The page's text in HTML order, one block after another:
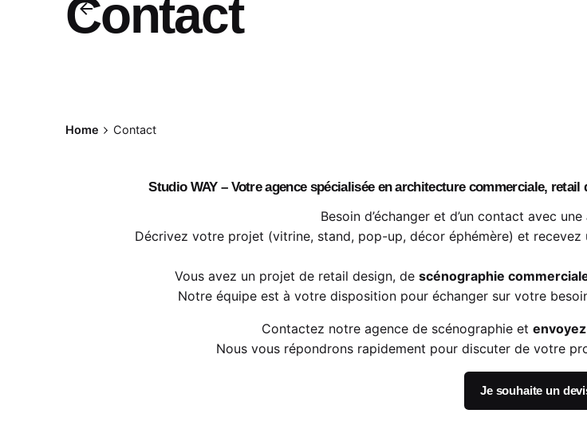
Contact
Home Contact
Studio WAY – Votre agence spécialisée en architecture commerciale,
Besoin d’échanger et d’un contact avec une
Décrivez votre projet (vitrine, stand, pop-up, décor éphémère) et
Vous avez un projet de retail design, de scénographie
Notre équipe est à votre disposition pour échanger sur votre
Contactez notre agence de scénographie et
Nous vous répondrons rapidement pour discuter de votre
Je souhaite un